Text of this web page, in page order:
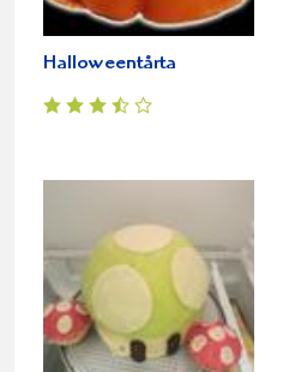
Halloweentårta